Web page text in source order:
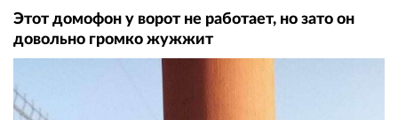
Этот домофон у ворот не работает, но зато он
довольно громко жужжит